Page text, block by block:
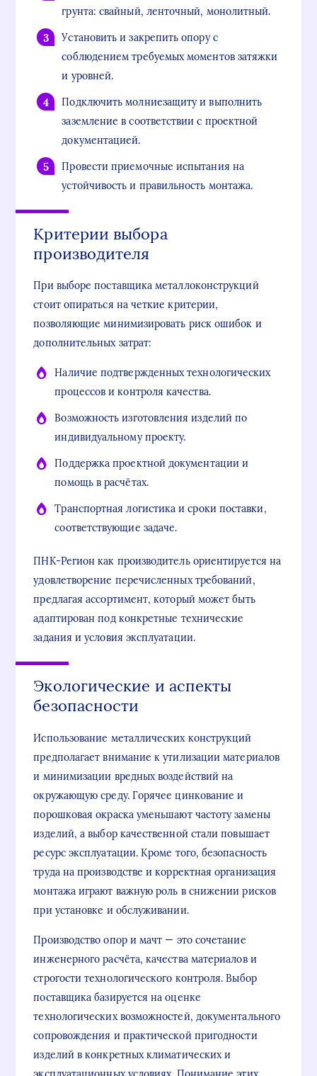
грунта: свайный, ленточный, монолитный.
Установить и закрепить опору с
соблюдением требуемых моментов затяжки
и уровней.
Подключить молниезащиту и выполнить
заземление в соответствии с проектной
документацией.
Провести приемочные испытания на
устойчивость и правильность монтажа.
Критерии выбора
производителя
При выборе поставщика металлоконструкций
стоит опираться на четкие критерии,
позволяющие минимизировать риск ошибок и
дополнительных затрат:
Наличие подтвержденных технологических
процессов и контроля качества.
Возможность изготовления изделий по
индивидуальному проекту.
Поддержка проектной документации и
помощь в расчётах.
Транспортная логистика и сроки поставки,
соответствующие задаче.
ПНК-Регион как производитель ориентируется на
удовлетворение перечисленных требований,
предлагая ассортимент, который может быть
адаптирован под конкретные технические
задания и условия эксплуатации.
Экологические и аспекты
безопасности
Использование металлических конструкций
предполагает внимание к утилизации материалов
и минимизации вредных воздействий на
окружающую среду. Горячее цинкование и
порошковая окраска уменьшают частоту замены
изделий, а выбор качественной стали повышает
ресурс эксплуатации. Кроме того, безопасность
труда на производстве и корректная организация
монтажа играют важную роль в снижении рисков
при установке и обслуживании.
Производство опор и мачт — это сочетание
инженерного расчёта, качества материалов и
строгости технологического контроля. Выбор
поставщика базируется на оценке
технологических возможностей, документального
сопровождения и практической пригодности
изделий в конкретных климатических и